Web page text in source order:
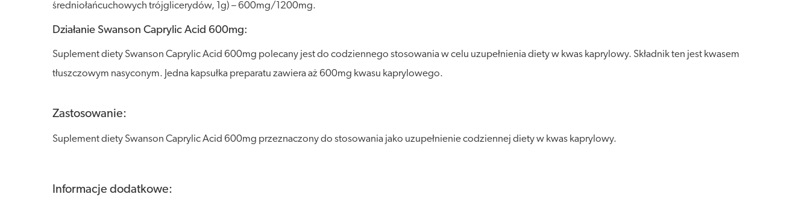
średniołańcuchowych trójglicerydów, 1g) – 600mg/1200mg.
Działanie Swanson Caprylic Acid 600mg:
Suplement diety Swanson Caprylic Acid 600mg polecany jest do codziennego stosowania w celu uzupełnienia diety w kwas kaprylowy. Składnik ten jest kwasem
tłuszczowym nasyconym. Jedna kapsułka preparatu zawiera aż 600mg kwasu kaprylowego.
Zastosowanie:
Suplement diety Swanson Caprylic Acid 600mg przeznaczony do stosowania jako uzupełnienie codziennej diety w kwas kaprylowy.
Informacje dodatkowe: